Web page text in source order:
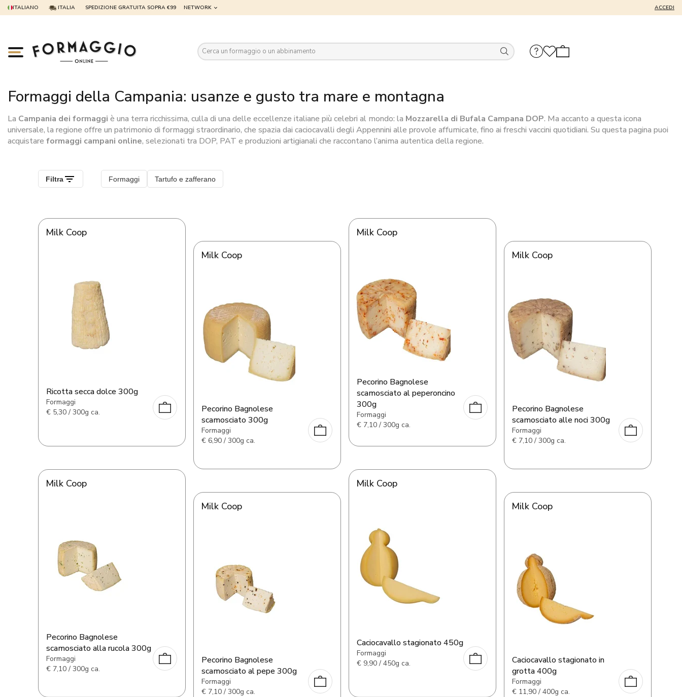
ITALIANO ITALIA SPEDIZIONE GRATUITA SOPRA €99 NETWORK ACCEDI
Formaggi della Campania: usanze e gusto tra mare e montagna
La Campania dei formaggi è una terra ricchissima, culla di una delle eccellenze italiane più celebri al mondo: la Mozzarella di Bufala Campana DOP. Ma accanto a questa icona
universale, la regione offre un patrimonio di formaggi straordinario, che spazia dai caciocavalli degli Appennini alle provole affumicate, fino ai freschi vaccini quotidiani. Su questa pagina puoi
acquistare formaggi campani online, selezionati tra DOP, PAT e produzioni artigianali che raccontano l’anima autentica della regione.
Milk Coop
Ricotta secca dolce 300g
Formaggi
€ 5,30 / 300g ca.
Milk Coop
Pecorino Bagnolese
scamosciato 300g
Formaggi
€ 6,90 / 300g ca.
Milk Coop
Pecorino Bagnolese
scamosciato al peperoncino
300g
Formaggi
€ 7,10 / 300g ca.
Milk Coop
Pecorino Bagnolese
scamosciato alle noci 300g
Formaggi
€ 7,10 / 300g ca.
Milk Coop
Pecorino Bagnolese
scamosciato alla rucola 300g
Formaggi
€ 7,10 / 300g ca.
Milk Coop
Pecorino Bagnolese
scamosciato al pepe 300g
Formaggi
€ 7,10 / 300g ca.
Milk Coop
Caciocavallo stagionato 450g
Formaggi
€ 9,90 / 450g ca.
Milk Coop
Caciocavallo stagionato in
grotta 400g
Formaggi
€ 11,90 / 400g ca.